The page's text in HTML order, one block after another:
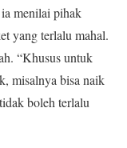
menilai pihak
yang terlalu mahal.
“Khusus untuk
misalnya bisa naik
boleh terlalu